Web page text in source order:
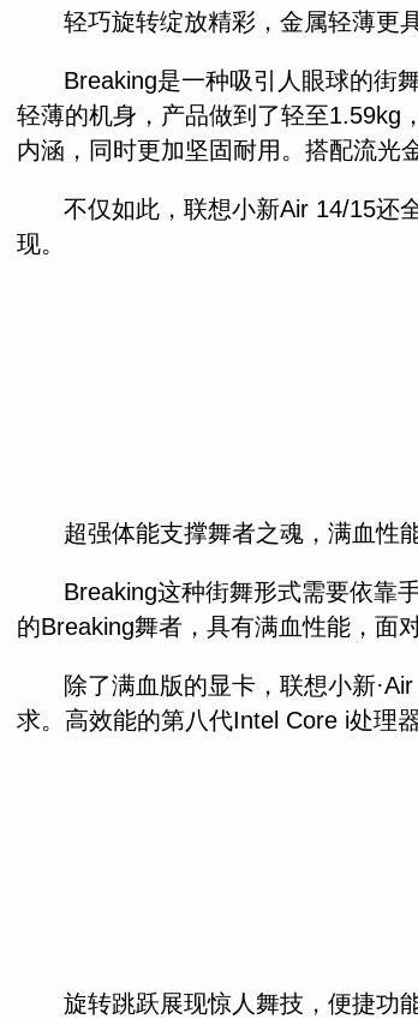
轻巧旋转绽放精彩，金属轻薄更
Breaking是一种吸引人眼球的街
轻薄的机身，产品做到了轻至1.59kg
内涵，同时更加坚固耐用。搭配流光
不仅如此，联想小新Air 14/15还
现。
超强体能支撑舞者之魂，满血性
Breaking这种街舞形式需要依靠
的Breaking舞者，具有满血性能，面
除了满血版的显卡，联想小新
求。高效能的第八代Intel Core i处理
旋转跳跃展现惊人舞技，便捷功